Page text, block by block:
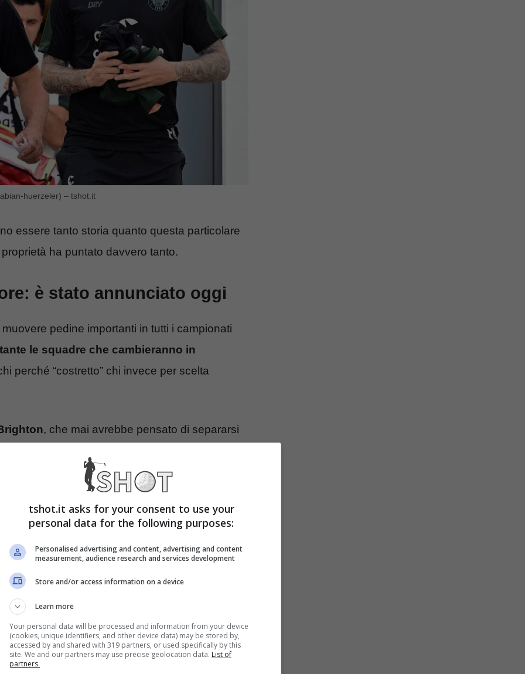
huerzeler) – tshot.it
essere tanto storia quanto questa particolare
ha puntato davvero tanto.
è stato annunciato oggi
pedine importanti in tutti i campionati
le squadre che cambieranno in
perché “costretto” chi invece per scelta
, che mai avrebbe pensato di separarsi
scorse settimane a valutare con chi andare a
le
avrebbero valutato diversi profili
sarebbe alla fine ricaduta su uno dei tecnici
Di questa atipica soluzione se n’era già
scorse ore è addirittura diventata anche
di Roberto De Zerbi in panchina.
la storica compagine di Amburgo, il
mancava forse da troppo tempo per iPirati
tshot.it asks for your consent to use your
personal data for the following purposes:
Personalised advertising and content, advertising and content
measurement, audience research and services development
Store and/or access information on a device
Learn more
Your personal data will be processed and information from your device
(cookies, unique identifiers, and other device data) may be stored by,
accessed by and shared with 319 partners, or used specifically by this
site. We and our partners may use precise geolocation data. List of
partners.